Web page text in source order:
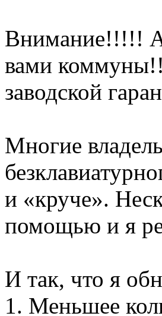
Внимание!!!!!
вами
заводской
Многие
и «круче».
помощью и я
И так, что я
1. Меньшее